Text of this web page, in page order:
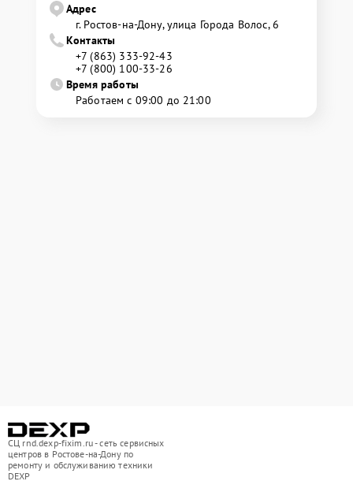
Адрес
г. Ростов-на-Дону, улица Города Волос, 6
Контакты
+7 (863) 333-92-43
+7 (800) 100-33-26
Время работы
Работаем с 09:00 до 21:00
СЦ rnd.dexp-fixim.ru - сеть сервисных
центров в Ростове-на-Дону по
ремонту и обслуживанию техники
DEXP